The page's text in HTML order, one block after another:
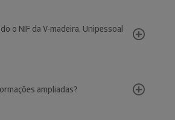
o NIF da V-madeira, Unipessoal
ampliadas?